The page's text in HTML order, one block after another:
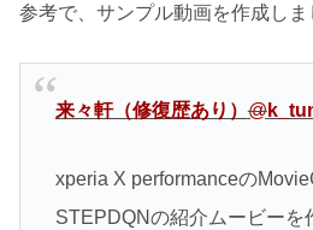
参考で、サンプル動画を作成しま
来々軒（修復歴あり）@
xperia X performanceの
STEPDQNの紹介ムービーを